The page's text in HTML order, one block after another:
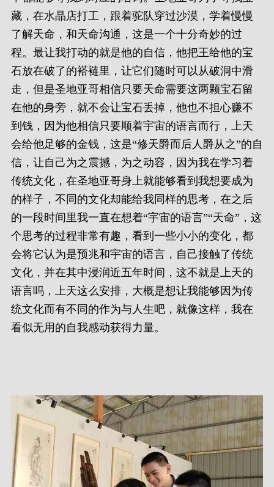
藏，在水晶店打工，跟着驼队穿过沙漠，学着慢慢
了解天命，和天命沟通，这是一个十分奇妙的过
程。最让我打动的就是他的自信，他把王给他的宝
石放在破了的褡裢里，让它们随时可以从破洞中滑
走，但是圣地亚哥相信只要天命需要这两颗宝石留
在他的身旁，就不会让宝石丢掉，他也不担心赚不
到钱，因为他相信只要顺着宇宙的语言而行，上天
会给他足够的金钱，这是“修天爵而后人爵从之”的自
信，让自己为之震撼，为之动容，因为我在学习着
传统文化，在圣地亚哥身上就能够看到我想要成为
的样子，不同的文化却能给我同样的思考，在之后
的一段时间里我一直在想着“宇宙的语言”“天命”，这
个思考的过程非常有趣，看到一些小小的变化，都
会将它认为是预兆和宇宙的语言，自己接触了传统
文化，并在其中浸润近五年时间，这不就是上天的
语言吗，上天这么安排，大概是想让我能够因为传
统文化而有不同的作为与人生吧，就像这样，我在
看似无用的自我感动获得力量。